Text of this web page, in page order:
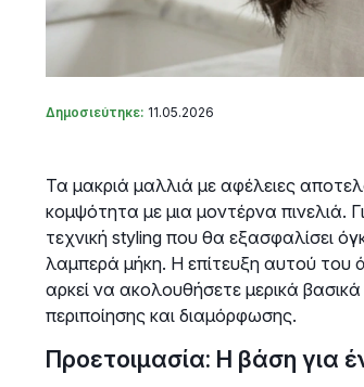
Δημοσιεύτηκε: 11.05.2026
Τα μακριά μαλλιά με αφέλειες
κομψότητα με μια μοντέρνα πινελιά.
τεχνική styling που θα εξασφαλίσει
λαμπερά μήκη. Η επίτευξη αυτού του
αρκεί να ακολουθήσετε μερικά
περιποίησης και διαμόρφωσης.
Προετοιμασία: Η βάση για